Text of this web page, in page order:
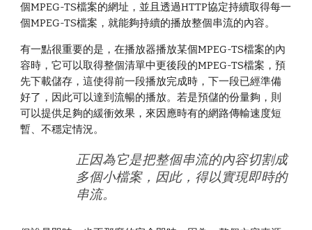
個MPEG-TS檔案的網址，並且透過HTTP協定持續取得每一
個MPEG-TS檔案，就能夠持續的播放整個串流的內容。
有一點很重要的是，在播放器播放某個MPEG-TS檔案的內
容時，它可以取得整個清單中更後段的MPEG-TS檔案，預
先下載儲存，這使得前一段播放完成時，下一段已經準備
好了，因此可以達到流暢的播放。若是預儲的份量夠，則
可以提供足夠的緩衝效果，來因應時有的網路傳輸速度短
暫、不穩定情況。
正因為它是把整個串流的內容切割成
多個小檔案，因此，得以實現即時的
串流。